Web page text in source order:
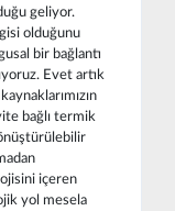
geliyor.
olduğunu
bir bağlantı
Evet artık
bağlı termik
içeren
yol mesela